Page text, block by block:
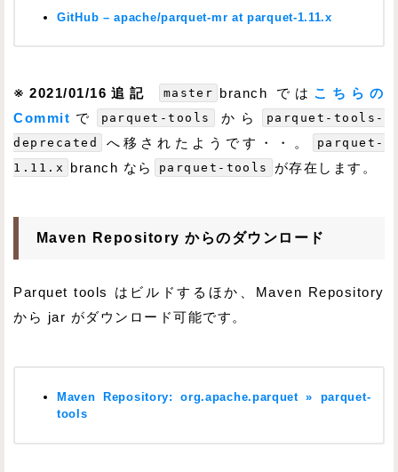
GitHub – apache/parquet-mr at parquet-1.11.x
※2021/01/16追記 master branch では こちらの
Commit で parquet-tools から
parquet-tools-
deprecated
へ移されたようです・・。
parquet-
1.11.x
branch なら parquet-tools が存在します。
Maven Repository からのダウンロード
Parquet tools はビルドするほか、Maven Repository
から jar がダウンロード可能です。
Maven Repository: org.apache.parquet » parquet-
tools